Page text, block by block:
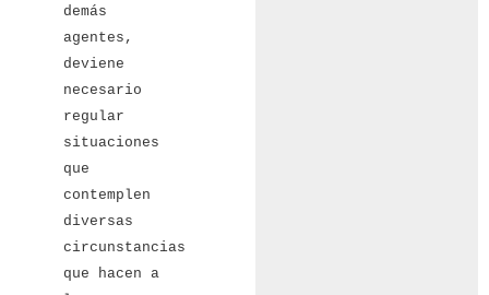
demás
agentes,
deviene
necesario
regular
situaciones
que
contemplen
diversas
circunstancias
que hacen a